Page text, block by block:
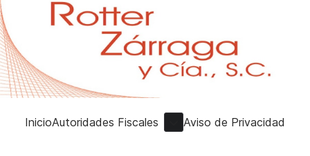
InicioAutoridades Fiscales Aviso de Privacidad